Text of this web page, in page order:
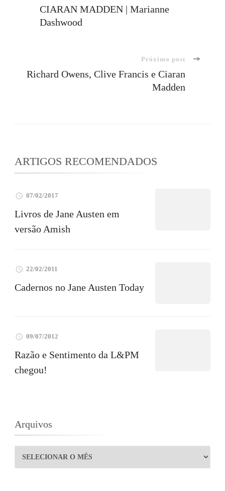
CIARAN MADDEN | Marianne
Dashwood
Próximo post
Richard Owens, Clive Francis e Ciaran
Madden
ARTIGOS RECOMENDADOS
07/02/2017
Livros de Jane Austen em
versão Amish
22/02/2011
Cadernos no Jane Austen Today
09/07/2012
Razão e Sentimento da L&PM
chegou!
Arquivos
Arquivos